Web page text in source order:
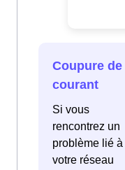
Coupure de
courant
Si vous
rencontrez un
problème lié à
votre réseau